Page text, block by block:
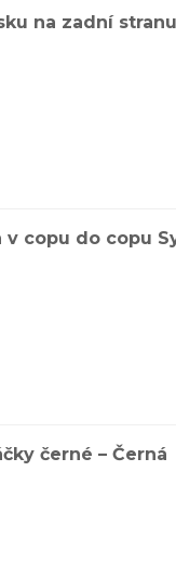
na zadní
copu do copu
černé – Černá